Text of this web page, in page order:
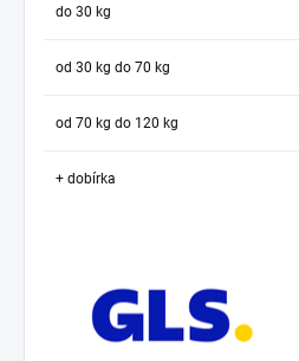
do 30 kg
od 30 kg do 70 kg
od 70 kg do 120 kg
+ dobírka